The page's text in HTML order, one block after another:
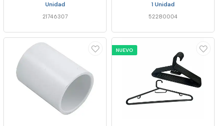
Unidad
21746307
1 Unidad
52280004
NUEVO